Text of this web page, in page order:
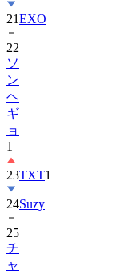
21EXO
22
ソ
ン
ヘ
ギ
ョ
1
23TXT1
24Suzy
25
チ
ャ